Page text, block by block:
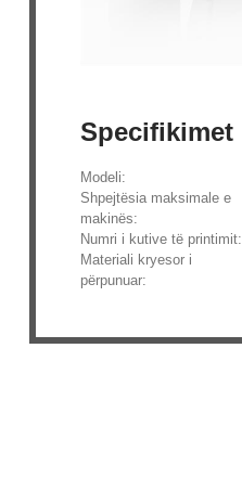
Specifikimet
Modeli:
Shpejtësia maksimale e
makinës:
Numri i kutive të printimit:
Materiali kryesor i
përpunuar: